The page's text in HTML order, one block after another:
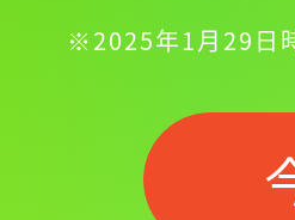
※2025年1月29日